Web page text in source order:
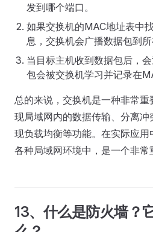
发到哪个端口。
如果交换机的MAC地址表中
息，交换机会广播数据包到所
当目标主机收到数据包后，
包会被交换机学习并记录在
总的来说，交换机是一种非常
现局域网内的数据传输、分离
现负载均衡等功能。在实际应
各种局域网环境中，是一个非常
13、什么是防火墙？